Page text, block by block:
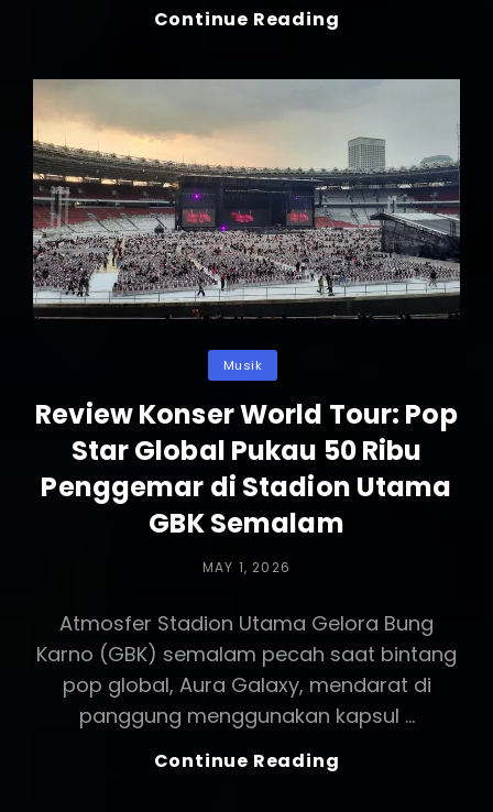
Continue Reading
Bandung
Jadi
Destinasi
Favorit
Wisatawan
Di
Libur
Categories
Musik
Review Konser World Tour: Pop
Star Global Pukau 50 Ribu
Penggemar di Stadion Utama
GBK Semalam
POSTED
MAY 1, 2026
Atmosfer Stadion Utama Gelora Bung
Karno (GBK) semalam pecah saat bintang
pop global, Aura Galaxy, mendarat di
panggung menggunakan kapsul …
Continue Reading